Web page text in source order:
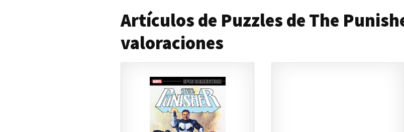
Artículos de Puzzles de The
valoraciones